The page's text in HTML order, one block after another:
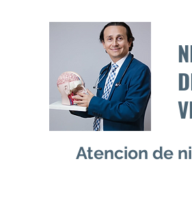
Atencion de